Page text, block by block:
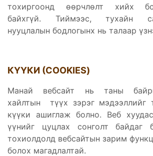
тохиргоонд өөрчлөлт хийх
байхгүй. Тиймээс, тухайн
нууцлалын бодлогынх нь талаар
КҮҮКИ (COOKIES)
Манай вебсайт нь таны
хайлтын түүх зэрэг мэдээллийг
күүки ашиглаж болно. Веб
үүнийг цуцлах сонголт байдаг
тохиолдолд вебсайтын зарим
болох магадлалтай.